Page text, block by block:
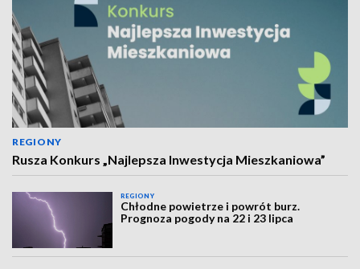
REGIONY
Rusza Konkurs „Najlepsza Inwestycja Mieszkaniowa”
REGIONY
Chłodne powietrze i powrót burz.
Prognoza pogody na 22 i 23 lipca